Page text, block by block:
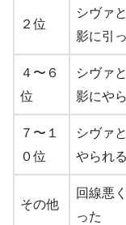
２位
シヴァ
影に引
４〜６
位
シヴァ
影にや
７〜１
０位
シヴァ
やられる
その他
回線悪
った